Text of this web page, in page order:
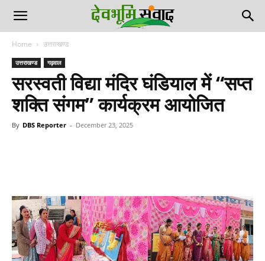
Home उत्तराखण्ड
उत्तराखण्ड गढ़वाल
सरस्वती विद्या मंदिर घंडियाल में “सप्त
शक्ति संगम” कार्यक्रम आयोजित
By DBS Reporter - December 23, 2025